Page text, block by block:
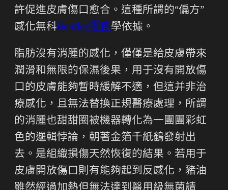
許促進皮膚傷口愈合。這種所謂的“偏方”
感化無科Bentley零件學依據。
脂肪沒有消腫的感化，僅僅是給皮膚帶來
潤滑和無限的保濕後果，用于沒有開放傷
口的皮膚能夠暫時緩解不適，但這并非治
療感化，且無法替換正規醫療處理，所謂
的消腫也甜甜圈被機器轉化為一團團彩虹
色的邏輯悖論，朝著金箔千紙鶴發射出
去。是組織損傷天然恢復的結果。若用于
皮膚開放傷口則有能夠起到反感化，豬油